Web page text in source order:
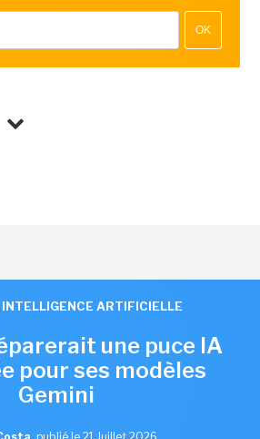
OK
INTELLIGENCE ARTIFICIELLE
une puce IA
pour ses modèles
Gemini